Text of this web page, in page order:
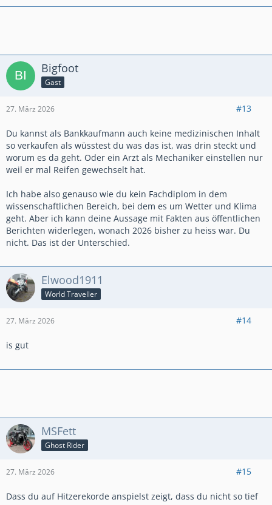
Bigfoot
Gast
27. März 2026 #13
Du kannst als Bankkaufmann auch keine medizinischen Inhalt
so verkaufen als wüsstest du was das ist, was drin steckt und
worum es da geht. Oder ein Arzt als Mechaniker einstellen nur
weil er mal Reifen gewechselt hat.
Ich habe also genauso wie du kein Fachdiplom in dem
wissenschaftlichen Bereich, bei dem es um Wetter und Klima
geht. Aber ich kann deine Aussage mit Fakten aus öffentlichen
Berichten widerlegen, wonach 2026 bisher zu heiss war. Du
nicht. Das ist der Unterschied.
Elwood1911
World Traveller
27. März 2026 #14
is gut
MSFett
Ghost Rider
27. März 2026 #15
Dass du auf Hitzerekorde anspielst zeigt, dass du nicht so tief